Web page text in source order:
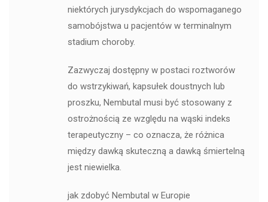
niektórych jurysdykcjach do wspomaganego
samobójstwa u pacjentów w terminalnym
stadium choroby.
Zazwyczaj dostępny w postaci roztworów
do wstrzykiwań, kapsułek doustnych lub
proszku, Nembutal musi być stosowany z
ostrożnością ze względu na wąski indeks
terapeutyczny – co oznacza, że ​​różnica
między dawką skuteczną a dawką śmiertelną
jest niewielka.
jak zdobyć Nembutal w Europie